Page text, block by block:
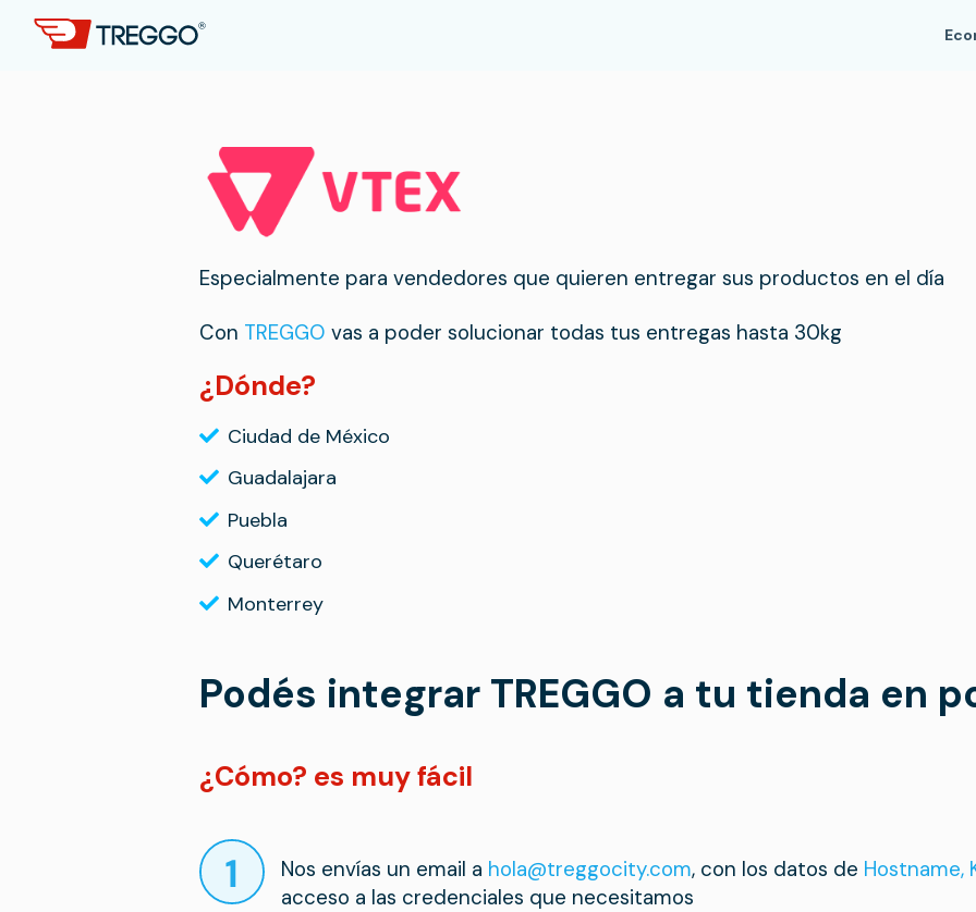
Especialmente para vendedores que quieren entregar sus productos en el día
Con TREGGO vas a poder solucionar todas tus entregas hasta 30kg
¿Dónde?
Ciudad de México
Guadalajara
Puebla
Querétaro
Monterrey
Podés integrar TREGGO a tu tienda en
¿Cómo? es muy fácil
Nos envías un email a hola@treggocity.com, con los datos de Hostname,
acceso a las credenciales que necesitamos